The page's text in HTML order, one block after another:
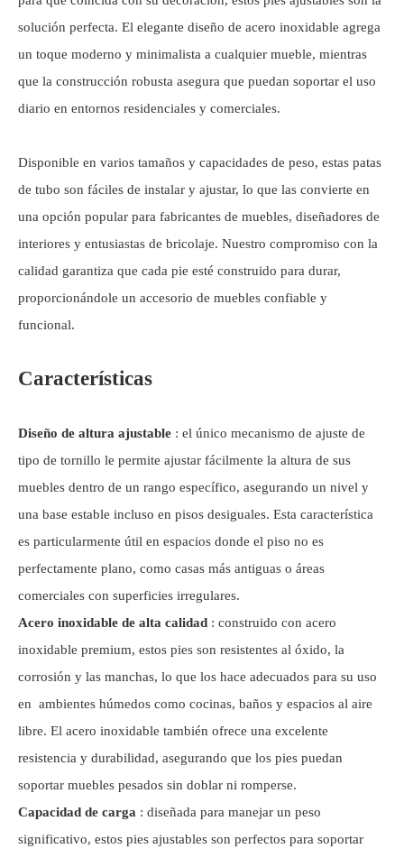
solución perfecta. El elegante diseño de acero inoxidable agrega
un toque moderno y minimalista a cualquier mueble, mientras
que la construcción robusta asegura que puedan soportar el uso
diario en entornos residenciales y comerciales.
Disponible en varios tamaños y capacidades de peso, estas patas
de tubo son fáciles de instalar y ajustar, lo que las convierte en
una opción popular para fabricantes de muebles, diseñadores de
interiores y entusiastas de bricolaje. Nuestro compromiso con la
calidad garantiza que cada pie esté construido para durar,
proporcionándole un accesorio de muebles confiable y
funcional.
Características
Diseño de altura ajustable : el único mecanismo de ajuste de
tipo de tornillo le permite ajustar fácilmente la altura de sus
muebles dentro de un rango específico, asegurando un nivel y
una base estable incluso en pisos desiguales. Esta característica
es particularmente útil en espacios donde el piso no es
perfectamente plano, como casas más antiguas o áreas
comerciales con superficies irregulares.
Acero inoxidable de alta calidad : construido con acero
inoxidable premium, estos pies son resistentes al óxido, la
corrosión y las manchas, lo que los hace adecuados para su uso
en ambientes húmedos como cocinas, baños y espacios al aire
libre. El acero inoxidable también ofrece una excelente
resistencia y durabilidad, asegurando que los pies puedan
soportar muebles pesados ​​sin doblar ni romperse.
Capacidad de carga : diseñada para manejar un peso
significativo, estos pies ajustables son perfectos para soportar